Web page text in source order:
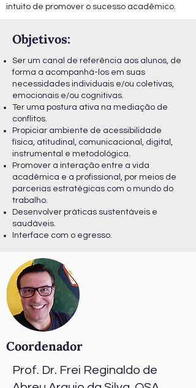
intuito de promover o sucesso acadêmico.
Objetivos:
Ser um canal de referência aos alunos, de
forma a acompanhá-los em suas
necessidades individuais e/ou coletivas,
emocionais e/ou cognitivas.
Ter uma postura ativa na mediação de
conflitos.
Propiciar ambiente de acessibilidade
física, atitudinal, comunicacional, digital,
instrumental e metodológica.
Promover a interação entre a vida
acadêmica e a profissional, por meios de
parcerias estratégicas com o mundo do
trabalho.
Desenvolver práticas sustentáveis e
saudáveis.
Interface com o egresso.
Coordenador
Prof. Dr. Frei Reginaldo de